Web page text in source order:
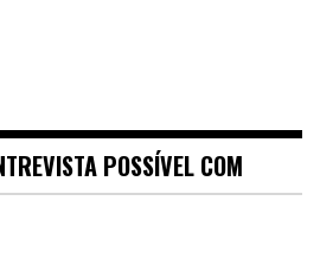
POSSÍVEL COM